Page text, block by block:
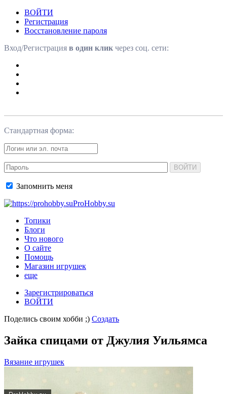
ВОЙТИ
Регистрация
Восстановление пароля
Вход/Регистрация в один клик через соц. сети:
Стандартная форма:
ВОЙТИ
Запомнить меня
ProHobby.su
Топики
Блоги
Что нового
О сайте
Помощь
Магазин игрушек
еще
Зарегистрироваться
ВОЙТИ
Поделись своим хобби ;) Создать
Зайка спицами от Джулия Уильямса
Вязание игрушек